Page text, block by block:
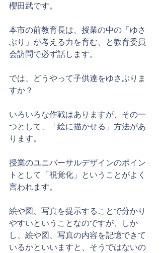
櫻田武です。
本市の前教育長は、授業の中の「ゆさ
ぶり」が考える力を育む、と教育委員
会訪問で必ず話します。
では、どうやって子供達をゆさぶりま
すか？
いろいろな作戦はありますが、その一
つとして、「絵に描かせる」方法があ
ります。
授業のユニバーサルデザインのポイン
トとして「視覚化」ということがよく
言われます。
絵や図、写真を提示することで分かり
やすいということなのですが、しか
し、絵や図、写真の内容を記憶できて
いるかといいますと、そうではないの